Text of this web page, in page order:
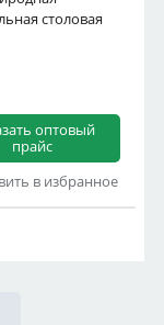
столовая
оптовый
прайс
в избранное